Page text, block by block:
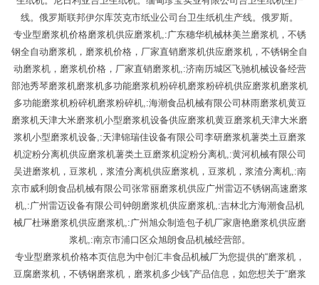
线。俄罗斯联邦伊尔库茨克市纸业公司台卫生纸机生产线。俄罗斯。
专业型磨浆机价格磨浆机供应磨浆机,:广东穗华机械林美兰磨浆机，不锈
钢全自动磨浆机，磨浆机价格，厂家直销磨浆机供应磨浆机，不锈钢全自
动磨浆机，磨浆机价格，厂家直销磨浆机,:济南历城区飞驰机械设备经营
部池秀琴磨浆机磨浆机多功能磨浆机粉碎机磨浆粉碎机供应磨浆机磨浆机
多功能磨浆机粉碎机磨浆粉碎机,:海潮食品机械有限公司林雨磨浆机黄豆
磨浆机天津大米磨浆机小型磨浆机设备供应磨浆机黄豆磨浆机天津大米磨
浆机小型磨浆机设备,:天津锦瑞佳设备有限公司李研磨浆机薯类土豆磨浆
机淀粉分离机供应磨浆机薯类土豆磨浆机淀粉分离机,:黄河机械有限公司
吴进磨浆机，豆浆机，浆渣分离机供应磨浆机，豆浆机，浆渣分离机,:南
京市威利朗食品机械有限公司张常丽磨浆机供应广州雷迈不锈钢高速磨浆
机,:广州雷迈设备有限公司钟朗磨浆机供应磨浆机,:吉林北方海潮食品机
械厂杜琳磨浆机供应磨浆机,:广州旭众制造包子机厂家唐艳磨浆机供应磨
浆机,:南京市浦口区众旭朗食品机械经营部。
专业型磨浆机价格本页信息为中创汇丰食品机械厂为您提供的“磨浆机，
豆腐磨浆机，不锈钢磨浆机，磨浆机多少钱”产品信息，如您想关于“磨浆